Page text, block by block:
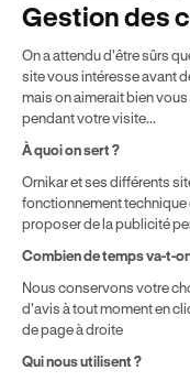
Auto-école agréée
Aide & contact
Club
Auto-école &
Formation entreprise
Gestion des
On a attendu d'être sûrs
site vous intéresse avant
mais on aimerait bien
pendant votre visite...
À quoi on sert ?
Ornikar et ses différents
fonctionnement technique
proposer de la publicité
Combien de temps va-t-
Nous conservons votre
d'avis à tout moment en
de page à droite
Qui nous utilisent ?